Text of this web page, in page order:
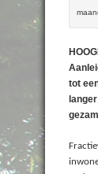
tot